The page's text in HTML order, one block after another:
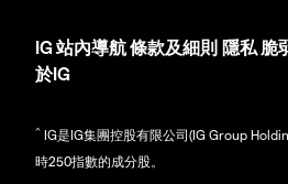
IG 站內導航條款及細則 隱私 脆
於IG
^ IG是IG集團控股有限公司(IG Group
時250指數的成分股。